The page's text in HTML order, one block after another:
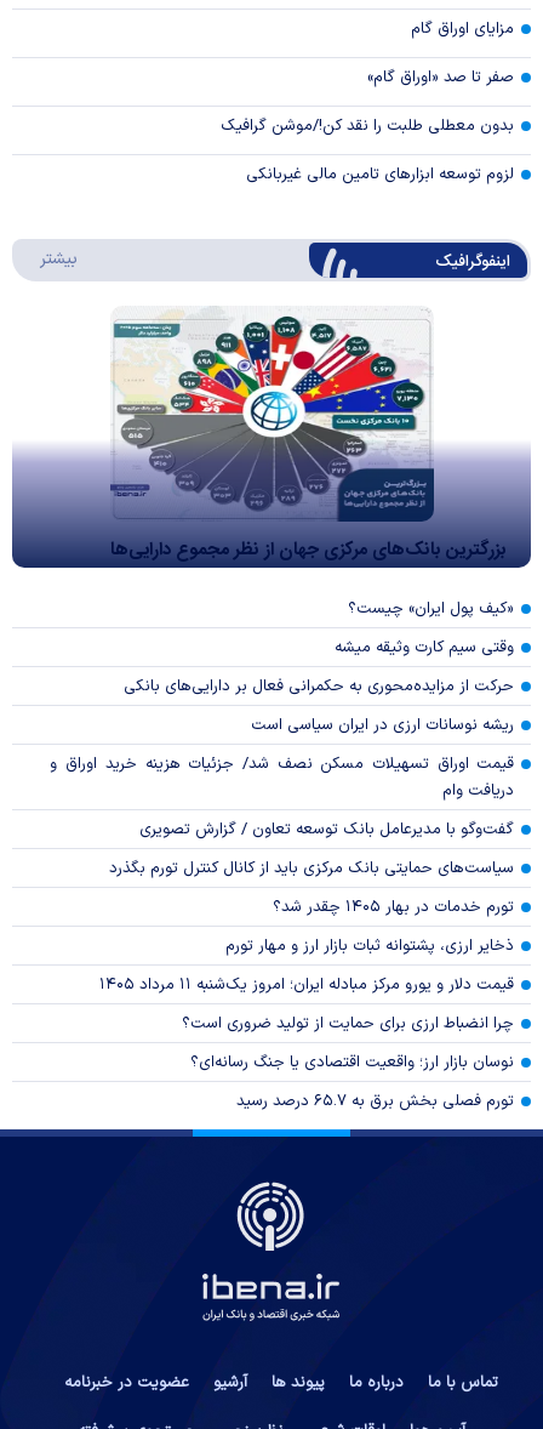
مزایای اوراق گام
صفر تا صد «اوراق گام»
بدون معطلی طلبت را نقد کن!/موشن گرافیک
لزوم توسعه ابزارهای تامین مالی غیربانکی
اینفوگرافیک بیشتر
بزرگترین بانک‌های مرکزی جهان از نظر مجموع دارایی‌ها
«کیف پول ایران» چیست؟
وقتی سیم کارت وثیقه میشه
حرکت از مزایده‌محوری به حکمرانی فعال بر دارایی‌های بانکی
ریشه نوسانات ارزی در ایران سیاسی است
قیمت اوراق تسهیلات مسکن نصف شد/ جزئیات هزینه خرید اوراق و
دریافت وام
گفت‌وگو با مدیرعامل بانک توسعه تعاون / گزارش تصویری
سیاست‌های حمایتی بانک مرکزی باید از کانال کنترل تورم بگذرد
تورم خدمات در بهار ۱۴۰۵ چقدر شد؟
ذخایر ارزی، پشتوانه ثبات بازار ارز و مهار تورم
قیمت دلار و یورو مرکز مبادله ایران؛ امروز یک‌شنبه ۱۱ مرداد ۱۴۰۵
چرا انضباط ارزی برای حمایت از تولید ضروری است؟
نوسان بازار ارز؛ واقعیت اقتصادی یا جنگ رسانه‌ای؟
تورم فصلی بخش برق به ۶۵.۷ درصد رسید
تماس با ما درباره ما پیوند ها آرشیو
عضویت در خبرنامه